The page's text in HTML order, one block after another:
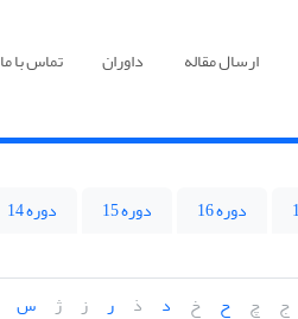
ارسال مقاله داوران تماس با ما
دوره 16 دوره 15 دوره 14
ج چ ح خ د ذ ر ز ژ س